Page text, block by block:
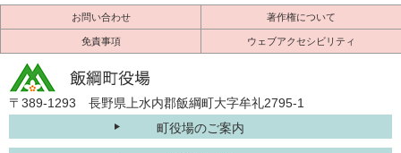
お問い合わせ 著作権について
免責事項 ウェブアクセシビリティ
〒389-1293 長野県上水内郡飯綱町大字牟礼2795-1
町役場のご案内